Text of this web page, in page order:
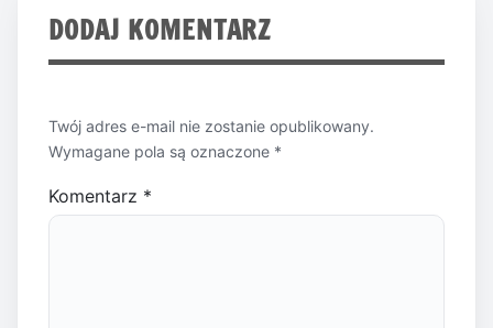
DODAJ KOMENTARZ
Twój adres e-mail nie zostanie opublikowany.
Wymagane pola są oznaczone *
Komentarz *